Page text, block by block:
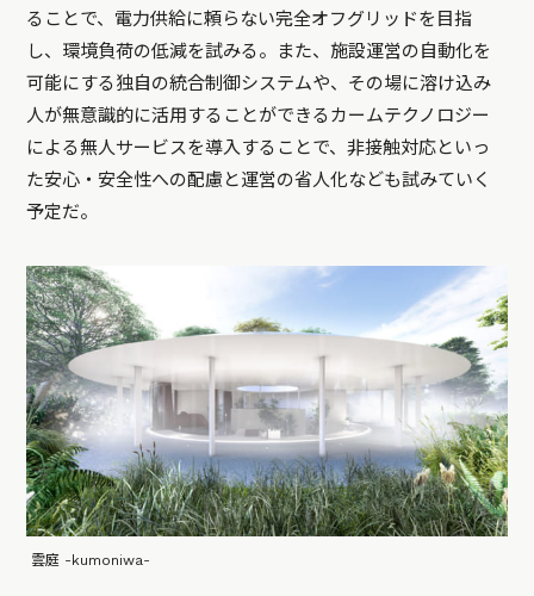
ることで、電力供給に頼らない完全オフグリッドを目指
し、環境負荷の低減を試みる。また、施設運営の自動化を
可能にする独自の統合制御システムや、その場に溶け込み
人が無意識的に活用することができるカームテクノロジー
による無人サービスを導入することで、非接触対応といっ
た安心・安全性への配慮と運営の省人化なども試みていく
予定だ。
雲庭 -kumoniwa-